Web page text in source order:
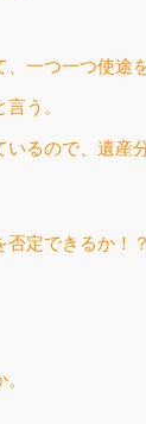
一つ一つ使途
う。
るので、遺産
定できるか！